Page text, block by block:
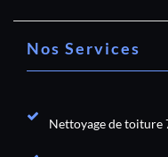
Nos Services
Nettoyage de toiture